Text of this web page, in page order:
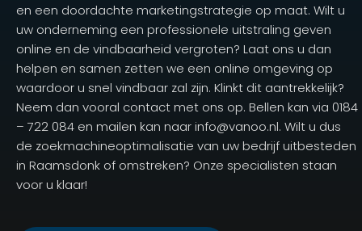
en een doordachte marketingstrategie op maat. Wilt u
uw onderneming een professionele uitstraling geven
online en de vindbaarheid vergroten? Laat ons u dan
helpen en samen zetten we een online omgeving op
waardoor u snel vindbaar zal zijn. Klinkt dit aantrekkelijk?
Neem dan vooral contact met ons op. Bellen kan via 0184
– 722 084 en mailen kan naar info@vanoo.nl. Wilt u dus
de zoekmachineoptimalisatie van uw bedrijf uitbesteden
in Raamsdonk of omstreken? Onze specialisten staan
voor u klaar!